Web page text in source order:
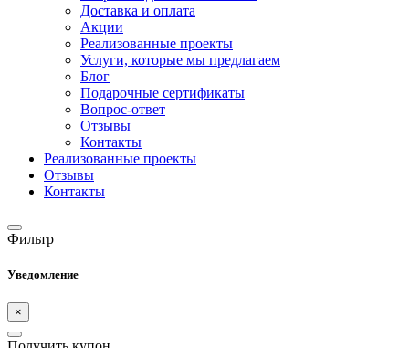
Доставка и оплата
Акции
Реализованные проекты
Услуги, которые мы предлагаем
Блог
Подарочные сертификаты
Вопрос-ответ
Отзывы
Контакты
Реализованные проекты
Отзывы
Контакты
Фильтр
Уведомление
×